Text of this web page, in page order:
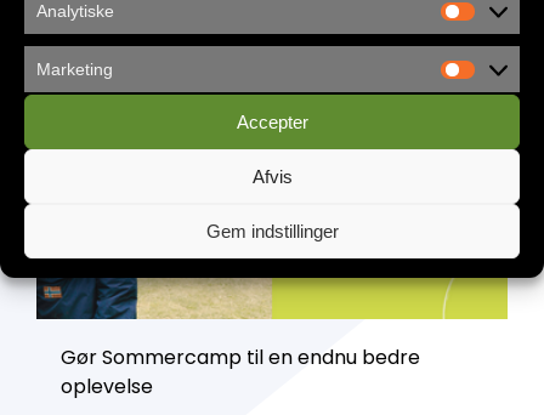
Analytiske
Marketing
Accepter
Afvis
Gem indstillinger
Gør Sommercamp til en endnu bedre
oplevelse